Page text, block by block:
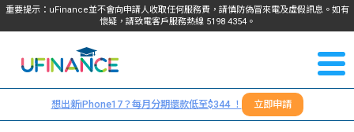
重要提示：uFinance並不會向申請人收取任何服務費，請慎防偽冒來電及虛假訊息。如有
懷疑，請致電客戶服務熱線 5198 4354。
我們
們
＋
想出新iPhone17？每月分期還款低至$344 ！ 立即申請